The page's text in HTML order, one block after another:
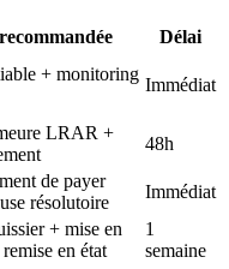
Délai
+ monitoring
Immédiat
LRAR +
48h
de payer
résolutoire
Immédiat
+ mise en
en état
1
semaine